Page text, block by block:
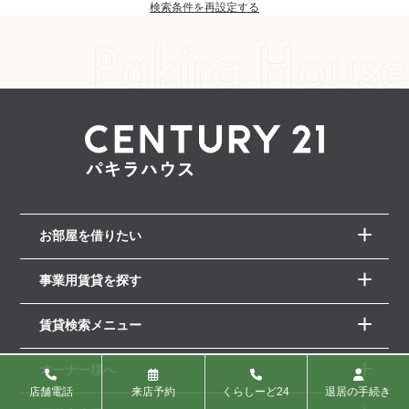
検索条件を再設定する
店舗電話 来店予約 くらしーど24 退居の手続き
お部屋を借りたい
事業用賃貸を探す
賃貸検索メニュー
オーナー様へ